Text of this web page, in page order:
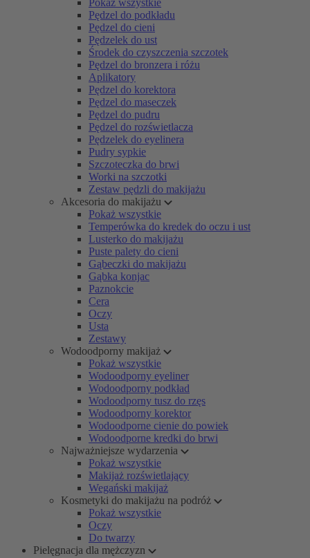
Pokaż wszystkie
Pędzel do podkładu
Pędzel do cieni
Pędzelek do ust
Środek do czyszczenia szczotek
Pędzel do bronzera i różu
Aplikatory
Pędzel do korektora
Pędzel do maseczek
Pędzel do pudru
Pędzel do rozświetlacza
Pędzelek do eyelinera
Pudry sypkie
Szczoteczka do brwi
Worki na szczotki
Zestaw pędzli do makijażu
Akcesoria do makijażu
Pokaż wszystkie
Temperówka do kredek do oczu i ust
Lusterko do makijażu
Puste palety do cieni
Gąbeczki do makijażu
Gąbka konjac
Paznokcie
Cera
Oczy
Usta
Zestawy
Wodoodporny makijaż
Pokaż wszystkie
Wodoodporny eyeliner
Wodoodporny podkład
Wodoodporny tusz do rzęs
Wodoodporny korektor
Wodoodporne cienie do powiek
Wodoodporne kredki do brwi
Najważniejsze wydarzenia
Pokaż wszystkie
Makijaż rozświetlający
Wegański makijaż
Kosmetyki do makijażu na podróż
Pokaż wszystkie
Oczy
Do twarzy
Pielęgnacja dla mężczyzn